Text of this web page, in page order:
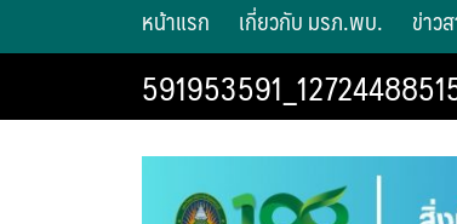
หน้าแรก เกี่ยวกับ มรภ.พบ. ข่าว